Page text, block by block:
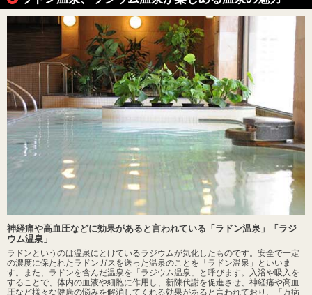
神経痛や高血圧などに効果があると言われている「ラドン温泉」「ラジ
ウム温泉」
ラドンというのは温泉にとけているラジウムが気化したものです。安全で一定
の濃度に保たれたラドンガスを送った温泉のことを「ラドン温泉」といいま
す。また、ラドンを含んだ温泉を「ラジウム温泉」と呼びます。入浴や吸入を
することで、体内の血液や細胞に作用し、新陳代謝を促進させ、神経痛や高血
圧など様々な健康の悩みを解消してくれる効果があると言われており、「万病